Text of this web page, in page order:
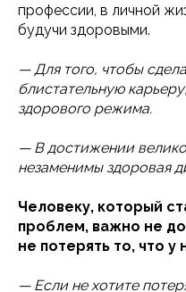
профессии, в личной
будучи здоровыми.
— Для того, чтобы
блистательную
здорового режима.
— В достижении
незаменимы здоровая
Человеку, который
проблем, важно не
не потерять то, что у
— Если не хотите